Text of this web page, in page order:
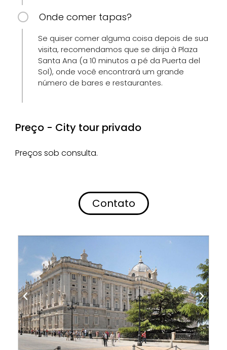
Onde comer tapas?
Se quiser comer alguma coisa depois de sua
visita, recomendamos que se dirija à Plaza
Santa Ana (a 10 minutos a pé da Puerta del
Sol), onde você encontrará um grande
número de bares e restaurantes.
Preço - City tour privado
Preços sob consulta.
Contato